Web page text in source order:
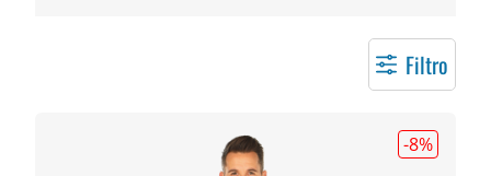
Filtro
-8%